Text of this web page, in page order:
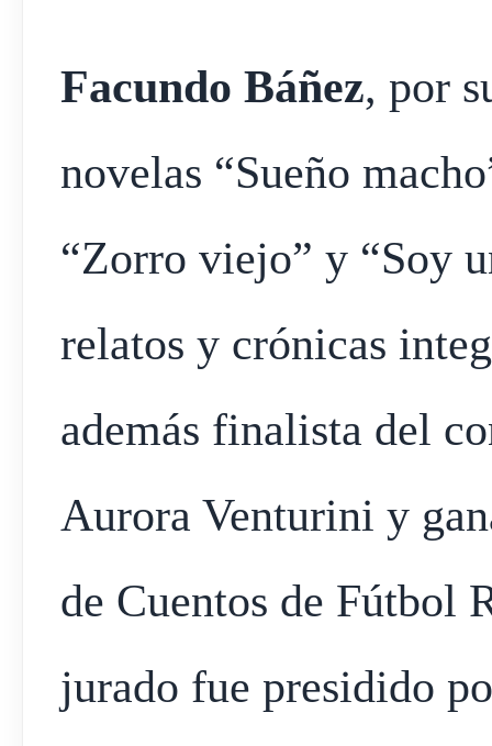
Facundo Báñez, por
novelas “Sueño
“Zorro viejo” y “Soy
relatos y crónicas
además finalista del
Aurora Venturini y
de Cuentos de Fútbol
jurado fue presidido